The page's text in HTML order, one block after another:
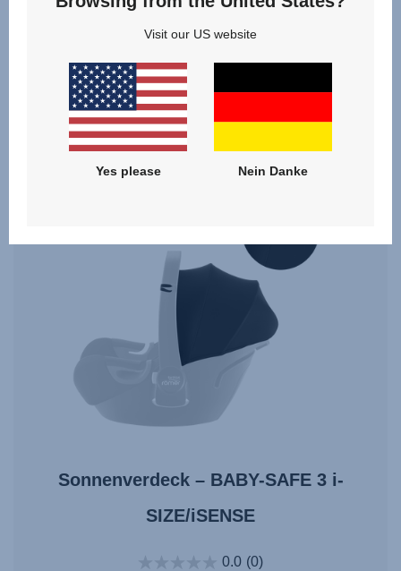
Sonnenverdeck – BABY-SAFE 3 i-
SIZE/iSENSE
0.0 (0)
Visit our US website
Yes please Nein Danke